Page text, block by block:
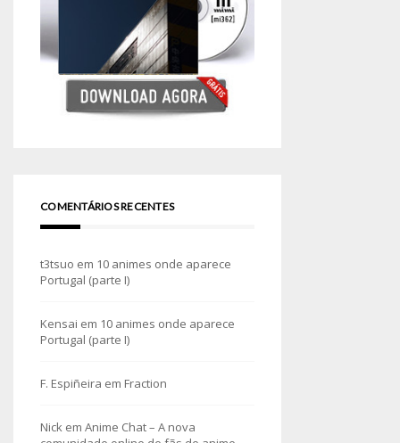
COMENTÁRIOS RECENTES
t3tsuo em 10 animes onde aparece
Portugal (parte I)
Kensai em 10 animes onde aparece
Portugal (parte I)
F. Espiñeira em Fraction
Nick em Anime Chat – A nova